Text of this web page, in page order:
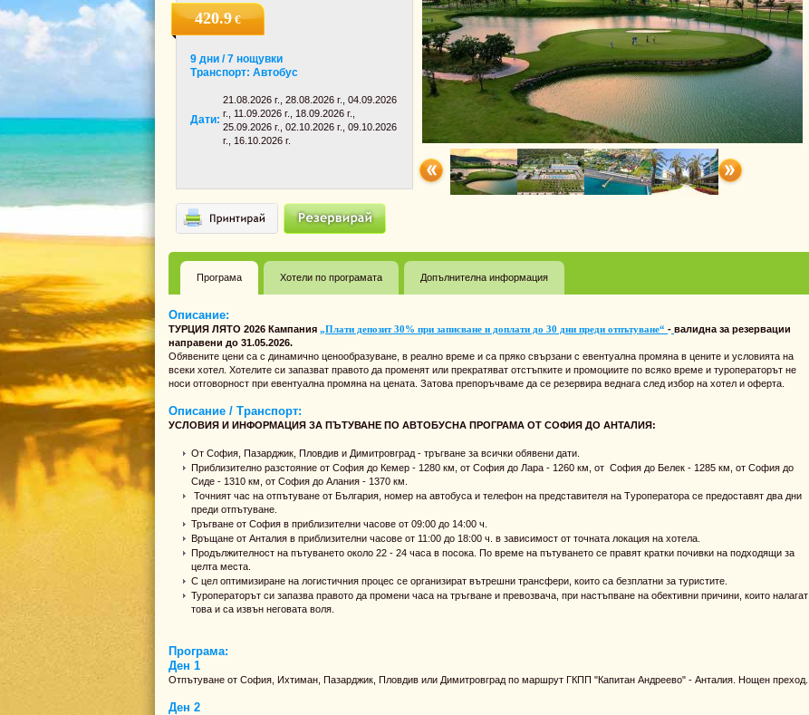
420.9€
9 дни / 7 нощувки
Транспорт: Автобус
Дати:
21.08.2026 г., 28.08.2026 г., 04.09.2026
г., 11.09.2026 г., 18.09.2026 г.,
25.09.2026 г., 02.10.2026 г., 09.10.2026
г., 16.10.2026 г.
Програма Хотели по програмата Допълнителна информация
Описание:
ТУРЦИЯ ЛЯТО 2026 Кампания „Плати депозит 30% при записване и доплати до 30 дни преди отпътуване“ - валидна за резервации
направени до 31.05.2026.
Обявените цени са с динамично ценообразуване, в реално време и са пряко свързани с евентуална промяна в цените и условията на
всеки хотел. Хотелите си запазват правото да променят или прекратяват отстъпките и промоциите по всяко време и туроператорът не
носи отговорност при евентуална промяна на цената. Затова препоръчваме да се резервира веднага след избор на хотел и оферта.
Описание / Транспорт:
УСЛОВИЯ И ИНФОРМАЦИЯ ЗА ПЪТУВАНЕ ПО АВТОБУСНА ПРОГРАМА ОТ СОФИЯ ДО АНТАЛИЯ:
От София, Пазарджик, Пловдив и Димитровград - тръгване за всички обявени дати.
Приблизително разстояние от София до Кемер - 1280 км, от София до Лара - 1260 км, от София до Белек - 1285 км, от София до
Сиде - 1310 км, от София до Алания - 1370 км.
Точният час на отпътуване от България, номер на автобуса и телефон на представителя на Tуроператора се предоставят два дни
преди отпътуване.
Тръгване от София в приблизителни часове от 09:00 до 14:00 ч.
Връщане от Анталия в приблизителни часове от 11:00 до 18:00 ч. в зависимост от точната локация на хотела.
Продължителност на пътуването около 22 - 24 часа в посока. По време на пътуването се правят кратки почивки на подходящи за
целта места.
С цел оптимизиране на логистичния процес се организират вътрешни трансфери, които са безплатни за туристите.
Туроператорът си запазва правото да промени часа на тръгване и превозвача, при настъпване на обективни причини, които налагат
това и са извън неговата воля.
Програма:
Ден 1
Отпътуване от София, Ихтиман, Пазарджик, Пловдив или Димитровград по маршрут ГКПП "Капитан Андреево" - Анталия. Нощен преход.
Ден 2